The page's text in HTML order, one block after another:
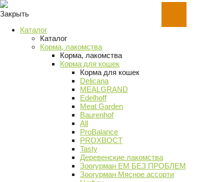
Закрыть
Каталог
Каталог
Корма, лакомства
Корма, лакомства
Корма для кошек
Корма для кошек
Delicana
MEALGRAND
Edelhoff
Meat Garden
Baurenhof
All
ProBalance
PROХВОСТ
Tasty
Деревенские лакомства
Зоогурман ЕМ БЕЗ ПРОБЛЕМ
Зоогурман Мясное ассорти